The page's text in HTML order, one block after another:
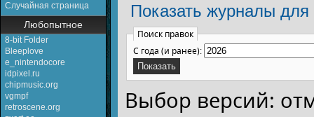
Случайная страница
Любопытное
8-bit Folder
Bleeplove
e_nintendocore
idpixel.ru
chipmusic.org
vgmpf
retroscene.org
Показать журналы для
Поиск правок
С года (и ранее):
Выбор версий: